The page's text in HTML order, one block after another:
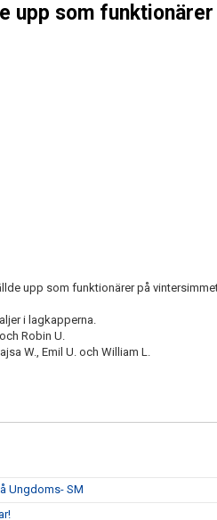
upp som funktionärer
upp som funktionärer på
i lagkapperna.
Robin U.
W., Emil U. och William L.
Ungdoms- SM